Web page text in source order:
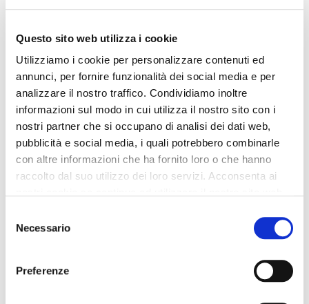
Questo sito web utilizza i cookie
Utilizziamo i cookie per personalizzare contenuti ed
annunci, per fornire funzionalità dei social media e per
analizzare il nostro traffico. Condividiamo inoltre
informazioni sul modo in cui utilizza il nostro sito con i
nostri partner che si occupano di analisi dei dati web,
pubblicità e social media, i quali potrebbero combinarle
con altre informazioni che ha fornito loro o che hanno
raccolto dal suo utilizzo dei loro servizi. Acconsenta ai
delNecessario
Preferenze
24,50 €